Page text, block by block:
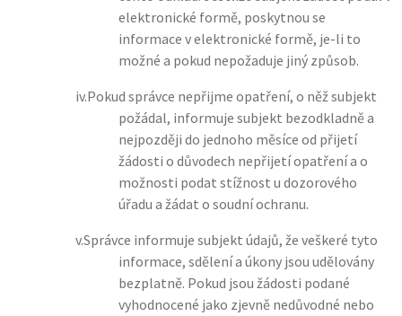
elektronické formě, poskytnou se
informace v elektronické formě, je-li to
možné a pokud nepožaduje jiný způsob.
iv.Pokud správce nepřijme opatření, o něž subjekt
požádal, informuje subjekt bezodkladně a
nejpozději do jednoho měsíce od přijetí
žádosti o důvodech nepřijetí opatření a o
možnosti podat stížnost u dozorového
úřadu a žádat o soudní ochranu.
v.Správce informuje subjekt údajů, že veškeré tyto
informace, sdělení a úkony jsou udělovány
bezplatně. Pokud jsou žádosti podané
vyhodnocené jako zjevně nedůvodné nebo